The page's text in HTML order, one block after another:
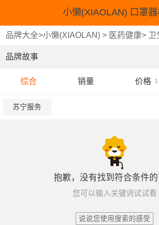
小懒(XIAOLAN) 口罩器
品牌大全>小懒(XIAOLAN) > 医药健康> 卫
品牌故事
综合 销量 价格
苏宁服务
抱歉，没有找到符合条件
您可以输入关键词试试看
说说您使用搜索的感受